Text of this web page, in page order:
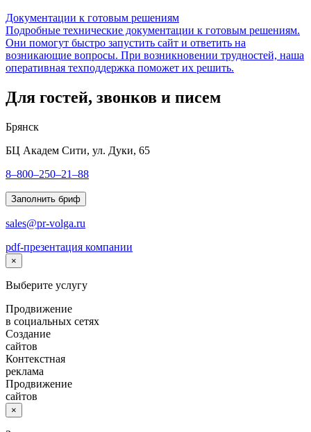
Документации к готовым решениям
Подробные технические документации к готовым решениям.
Они помогут быстро запустить сайт и ответить на
возникающие вопросы. При возникновении трудностей, наша
оперативная техподдержка поможет их решить.
Для гостей, звонков и писем
Брянск
БЦ Академ Сити, ул. Дуки, 65
8–800–250–21–88
Заполнить бриф
sales@pr-volga.ru
pdf-презентация компании
×
Выберите услугу
Продвижение
в социальных сетях
Создание
сайтов
Контекстная
реклама
Продвижение
сайтов
×